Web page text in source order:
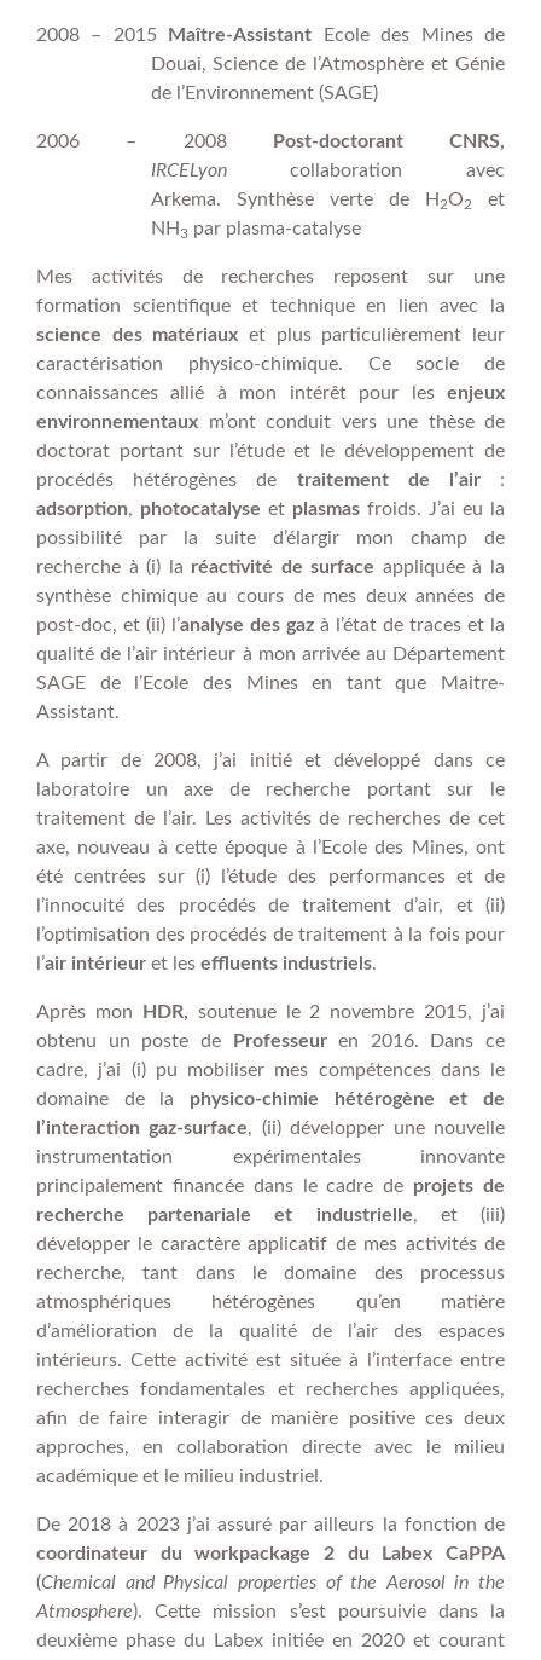
2008 – 2015 Maître-Assistant
Ecole des Mines de
Douai, Science de l’Atmosphère et Génie
de l’Environnement (SAGE)
2006 – 2008Post-doctorant CNRS,
IRCELyoncollaboration avec
Arkema. Synthèse verte de H 2O2
et
NH3 par plasma-catalyse
Mes activités de recherches reposent sur une
formation scientifique et technique en lien avec la
science des matériaux et plus particulièrement leur
caractérisation physico-chimique. Ce socle de
connaissances allié à mon intérêt pour les enjeux
environnementaux m’ont conduit vers une thèse de
doctorat portant sur l’étude et le développement de
procédés hétérogènes de traitement de l’air :
adsorption, photocatalyse et plasmas froids. J’ai eu la
possibilité par la suite d’élargir mon champ de
recherche à (i) la réactivité de surface appliquée à la
synthèse chimique au cours de mes deux années de
post-doc, et (ii) l’analyse des gaz à l’état de traces et la
qualité de l’air intérieur à mon arrivée au Département
SAGE de l’Ecole des Mines en tant que Maitre-
Assistant.
A partir de 2008, j’ai initié et développé dans ce
laboratoire un axe de recherche portant sur le
traitement de l’air. Les activités de recherches de cet
axe, nouveau à cette époque à l’Ecole des Mines, ont
été centrées sur (i) l’étude des performances et de
l’innocuité des procédés de traitement d’air, et (ii)
l’optimisation des procédés de traitement à la fois pour
l’air intérieur et les effluents industriels.
Après mon HDR, soutenue le 2 novembre 2015, j’ai
obtenu un poste de
Professeuren 2016. Dans ce
cadre, j’ai (i) pu mobiliser mes compétences dans le
domaine de la physico-chimie hétérogène et de
l’interaction gaz-surface, (ii) développer une nouvelle
instrumentation expérimentales innovante
principalement financée dans le cadre de projets de
recherche partenariale et industrielle, et (iii)
développer le caractère applicatif de mes activités de
recherche, tant dans le domaine des processus
atmosphériques hétérogènes qu’en matière
d’amélioration de la qualité de l’air des espaces
intérieurs. Cette activité est située à l’interface entre
recherches fondamentales et recherches appliquées,
afin de faire interagir de manière positive ces deux
approches, en collaboration directe avec le milieu
académique et le milieu industriel.
De 2018 à 2023 j’ai assuré par ailleurs la fonction de
coordinateur du workpackage 2 du Labex CaPPA
(Chemical and Physical properties of the Aerosol in the
Atmosphere). Cette mission s’est poursuivie dans la
deuxième phase du Labex initiée en 2020 et courant